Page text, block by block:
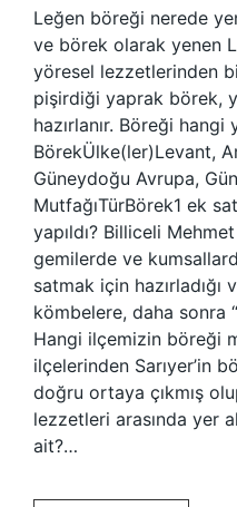
Leğen böreği nerede
ve börek olarak yenen
yöresel lezzetlerinden
pişirdiği yaprak börek,
hazırlanır. Böreği hangi
BörekÜlke(ler)Levant,
Güneydoğu Avrupa,
MutfağıTürBörek1 ek
yapıldı? Billiceli
gemilerde ve
satmak için hazırladığı
kömbelere, daha sonra
Hangi ilçemizin böreği
ilçelerinden Sarıyer’in
doğru ortaya çıkmış
lezzetleri arasında yer
ait?…